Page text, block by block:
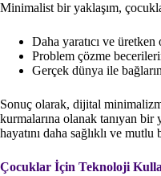
Minimalist bir yaklaşım,
Daha yaratıcı ve üretken
Problem çözme
Gerçek dünya ile
Sonuç olarak, dijital
kurmalarına olanak tanıyan
hayatını daha sağlıklı ve
Çocuklar İçin Teknoloji